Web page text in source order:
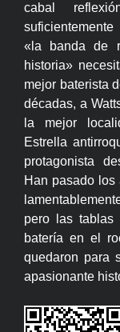
cabal
«la banda de
historia»
mejor baterista
décadas, a
la mejor
Estrella
protagonista
Han pasado los
pero las
batería en el
quedaron para
apasionante